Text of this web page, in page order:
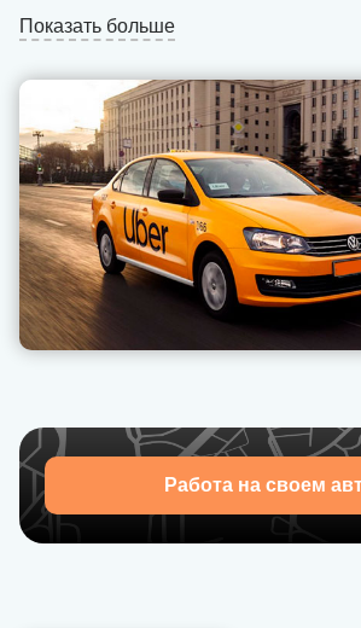
Android и iOS, что дает массу
системе можно видеть размер
маршрут в навигаторе, финансовую
многое другое.
Оплата работы производится
Uber в Хмельницком часто
бонусы от сервиса.
Подключение к системе
Операторы сервиса всегда на
нестандартных ситуаций с
Показать больше
Работа на своем